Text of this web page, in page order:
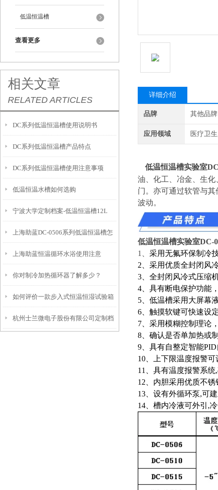
低温恒温槽
查看更多
相关文章
RELATED ARTICLES
DC系列低温恒温槽使用说明书
DC系列低温恒温槽产品特点
DC系列低温恒温槽使用注意事项
低温恒温水槽如何选购
宁波大学定制档案-低温恒温槽12L
上海助蓝DC-0506系列低温恒温槽怎
么使用
上海助蓝恒温循环水浴使用注意
你对制冷加热循环器了解多少？
如何评价一款步入式恒温恒湿试验箱
的好坏？
杭州士兰微电子股份有限公司定制档
详细介绍
品牌 其他品牌
应用领域 医疗卫
低温恒温槽实验室
油、化工、冶金、生
门。亦可通过软管与
波动。
低温恒温槽实验室DC-
1、 采用无氟环保制冷
2、采用优质全封闭风
3、全封闭风冷式压缩
4、具有断电保护功能
5、低温槽采用大屏幕
6、触摸软键可快速设
7、采用模糊控制理论
8、确认是否单加热或
9、具有自整定智能
10、上下限温度报警可
11、具有温度报警系
12、内胆采用优质不锈
13、设有外循环泵,可
14、槽内冷液可外引,